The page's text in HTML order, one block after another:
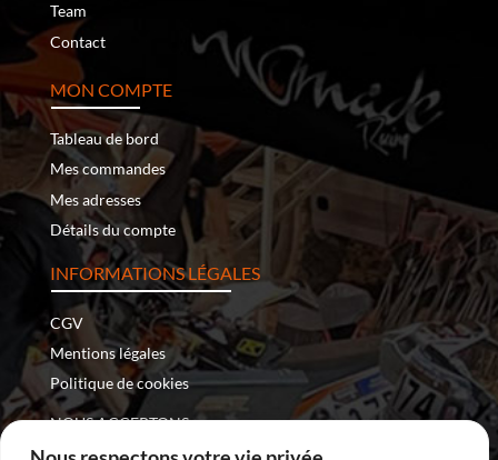
Team
Contact
MON COMPTE
Tableau de bord
Mes commandes
Mes adresses
Détails du compte
INFORMATIONS LÉGALES
CGV
Mentions légales
Politique de cookies
NOUS ACCEPTONS :